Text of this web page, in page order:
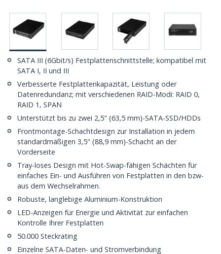
SATA III (6Gbit/s) Festplattenschnittstelle; kompatibel mit
SATA I, II und III
Verbesserte Festplattenkapazität, Leistung oder
Datenredundanz; mit verschiedenen RAID-Modi: RAID 0,
RAID 1, SPAN
Unterstützt bis zu zwei 2,5" (63,5 mm)-SATA-SSD/HDDs
Frontmontage-Schachtdesign zur Installation in jedem
standardmäßigen 3,5" (88,9 mm)-Schacht an der
Vorderseite
Tray-loses Design mit Hot-Swap-fähigen Schächten für
einfaches Ein- und Ausführen von Festplatten in den bzw-
aus dem Wechselrahmen.
Robuste, langlebige Aluminium-Konstruktion
LED-Anzeigen für Energie und Aktivität zur einfachen
Kontrolle Ihrer Festplatten
50.000 Steckrating
Einzelne SATA-Daten- und Stromverbindung